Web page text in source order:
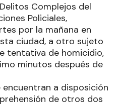
Complejos del
Policiales,
por la mañana en
ciudad, a otro sujeto
tentativa de homicidio,
minutos después de
a disposición
de otros dos